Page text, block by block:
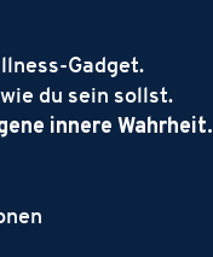
Gadget.
du sein sollst.
innere Wahrheit.